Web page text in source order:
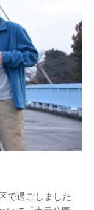
で過ごしました